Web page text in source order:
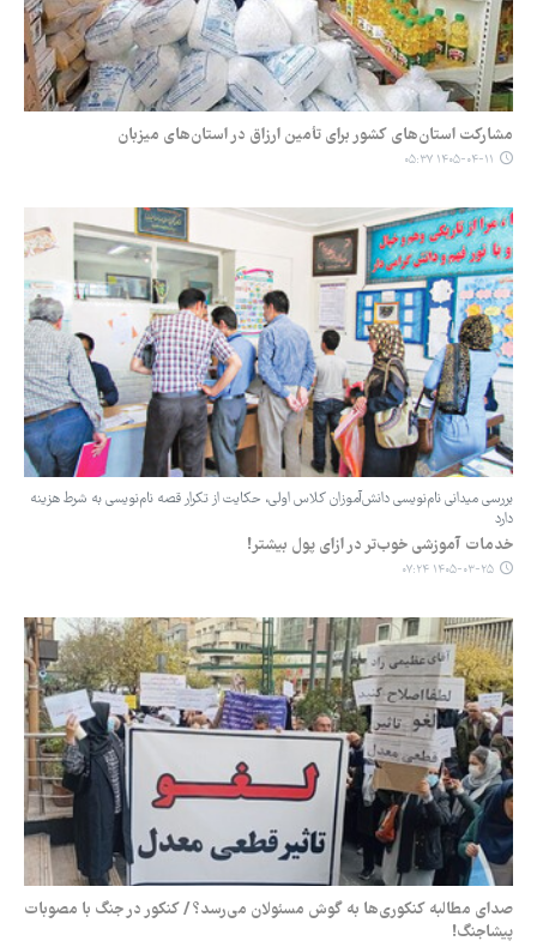
مشارکت استان‌های کشور برای تأمین ارزاق در استان‌های میزبان
۱۴۰۵-۰۴-۱۱ ۰۵:۳۷
بررسی میدانی ‌نام‌نویسی دانش‌آموزان کلاس اولی، حکایت از تکرار قصه ‌نام‌نویسی به شرط هزینه
دارد
خدمات آموزشی خوب‌تر در ازای پول بیشتر!
۱۴۰۵-۰۳-۲۵ ۰۷:۲۴
صدای مطالبه کنکوری‌ها ‌به گوش مسئولان می‌رسد؟ / کنکور در جنگ با مصوبات
پیشاجنگ!